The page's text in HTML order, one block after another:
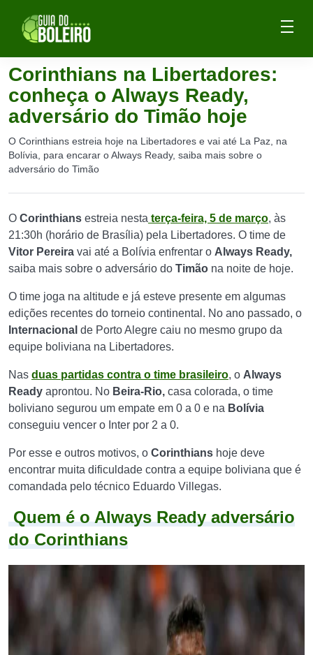
Corinthians na Libertadores:
conheça o Always Ready,
adversário do Timão hoje
O Corinthians estreia hoje na Libertadores e vai até La Paz, na
Bolívia, para encarar o Always Ready, saiba mais sobre o
adversário do Timão
O Corinthians estreia nesta terça-feira, 5 de março, às
21:30h (horário de Brasília) pela Libertadores. O time de
Vitor Pereira vai até a Bolívia enfrentar o Always Ready,
saiba mais sobre o adversário do Timão na noite de hoje.
O time joga na altitude e já esteve presente em algumas
edições recentes do torneio continental. No ano passado, o
Internacional de Porto Alegre caiu no mesmo grupo da
equipe boliviana na Libertadores.
Nas duas partidas contra o time brasileiro, o Always
Ready aprontou. No Beira-Rio, casa colorada, o time
boliviano segurou um empate em 0 a 0 e na Bolívia
conseguiu vencer o Inter por 2 a 0.
Por esse e outros motivos, o Corinthians hoje deve
encontrar muita dificuldade contra a equipe boliviana que é
comandada pelo técnico Eduardo Villegas.
Quem é o Always Ready adversário
do Corinthians